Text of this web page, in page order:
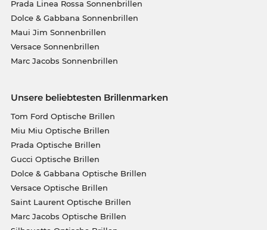
Prada Linea Rossa Sonnenbrillen
Dolce & Gabbana Sonnenbrillen
Maui Jim Sonnenbrillen
Versace Sonnenbrillen
Marc Jacobs Sonnenbrillen
Unsere beliebtesten Brillenmarken
Tom Ford Optische Brillen
Miu Miu Optische Brillen
Prada Optische Brillen
Gucci Optische Brillen
Dolce & Gabbana Optische Brillen
Versace Optische Brillen
Saint Laurent Optische Brillen
Marc Jacobs Optische Brillen